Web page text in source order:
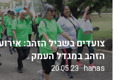
צועדים בשביל הזהב:
הזהב במגדל העמק
hanas
20.05.23